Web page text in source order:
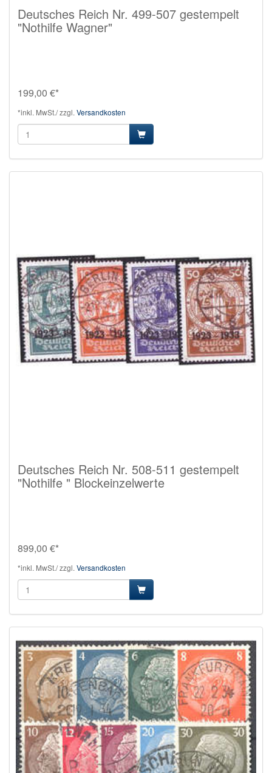
Deutsches Reich Nr. 499-507 gestempelt
"Nothilfe Wagner"
199,00 €*
*inkl. MwSt./ zzgl. Versandkosten
Deutsches Reich Nr. 508-511 gestempelt
"Nothilfe " Blockeinzelwerte
899,00 €*
*inkl. MwSt./ zzgl. Versandkosten